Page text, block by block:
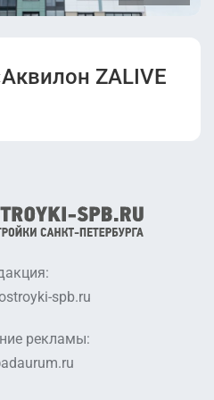
ZALIVE
spb.ru
рекламы: